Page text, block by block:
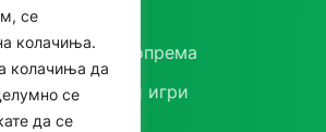
се
колачиња.
колачиња да
се
да се
Сезонска опрема
Друштвени игри